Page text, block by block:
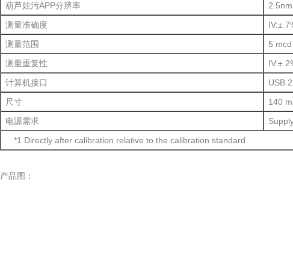
葫芦娃污APP分辨率
2.5nm
测量准确度
IV:±
测量范围
5
测量重复性
IV:±
计算机接口
USB
尺寸
140
电源需求
*1 Directly after calibration relative to the calibration standard
产品图：